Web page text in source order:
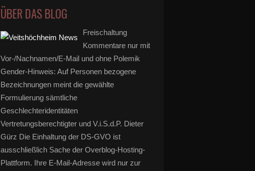
ÜBER DAS BLOG
Freischaltung
Kommentare nur mit
Vor-/Nachnamen/E-Mail und ohne Polemik
Gender-Hinweis: Auf Personen bezogene
Bezeichnungen meint die gewählte
Formulierung sämtliche
Geschlechteridentitäten
Vertretungsberechtigter und V.i.S.d.P. Dieter
Gürz Die Einhaltung der DS-GVO ist
ausschließlich Sache der Overblog-Hosting-
Plattform. Ihre E-Mail-Adresse wird nur zur